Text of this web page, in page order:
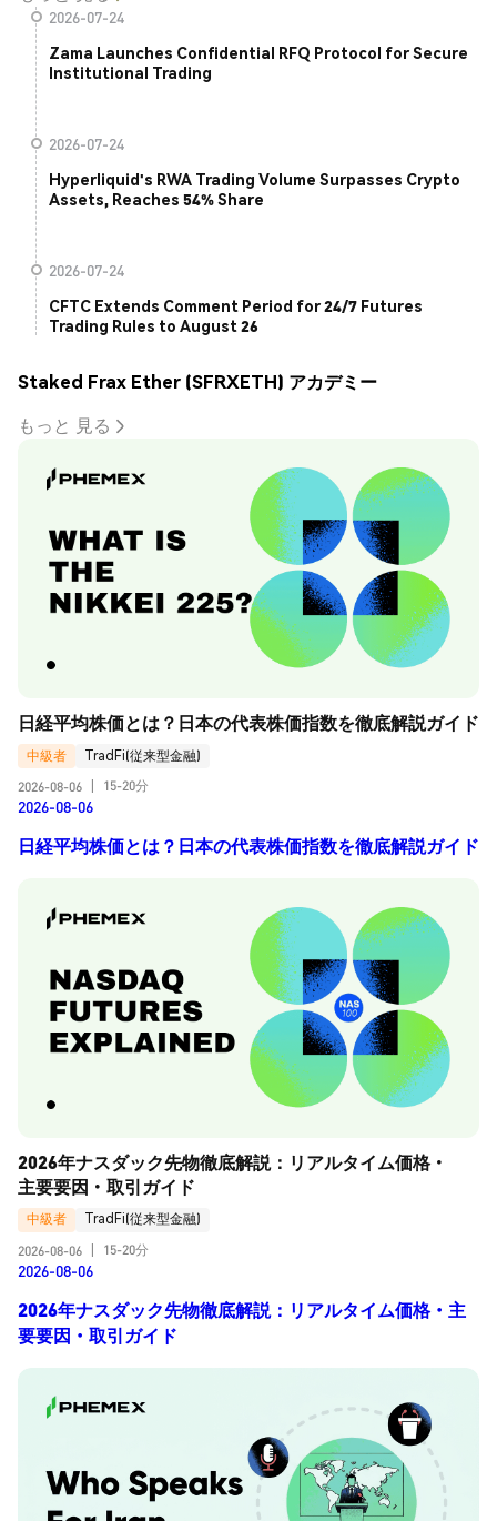
2026-07-24
Zama Launches Confidential RFQ Protocol for Secure
Institutional Trading
2026-07-24
Hyperliquid's RWA Trading Volume Surpasses Crypto
Assets, Reaches 54% Share
2026-07-24
CFTC Extends Comment Period for 24/7 Futures
Trading Rules to August 26
Staked Frax Ether (SFRXETH) アカデミー
もっと 見る
日経平均株価とは？日本の代表株価指数を徹底解説ガイド
中級者
TradFi(従来型金融)
2026-08-06
15-20分
2026-08-06
日経平均株価とは？日本の代表株価指数を徹底解説ガイド
2026年ナスダック先物徹底解説：リアルタイム価格・
主要要因・取引ガイド
中級者
TradFi(従来型金融)
2026-08-06
15-20分
2026-08-06
2026年ナスダック先物徹底解説：リアルタイム価格・主
要要因・取引ガイド